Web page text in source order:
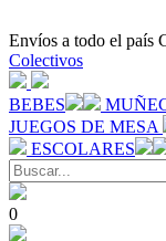
Envíos a todo el país
Colectivos
BEBES
JUEGOS DE MESA
ESCOLARES
0